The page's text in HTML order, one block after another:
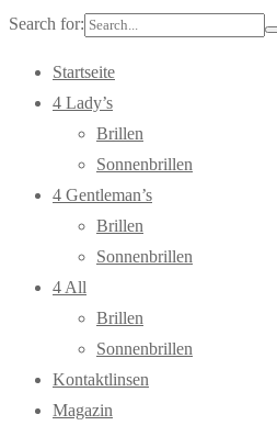
Search for:
Startseite
4 Lady’s
Brillen
Sonnenbrillen
4 Gentleman’s
Brillen
Sonnenbrillen
4 All
Brillen
Sonnenbrillen
Kontaktlinsen
Magazin